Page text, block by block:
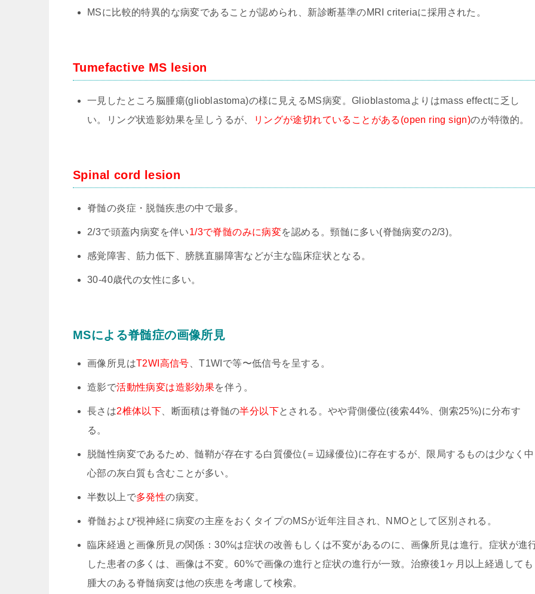
MSに比較的特異的な病変であることが認められ、新診断基準のMRI criteriaに採用された。
Tumefactive MS lesion
一見したところ脳腫瘍(glioblastoma)の様に見えるMS病変。Glioblastomaよりはmass effectに乏し
い。リング状造影効果を呈しうるが、
リングが途切れていることがある(open ring sign)のが特徴的。
Spinal cord lesion
脊髄の炎症・脱髄疾患の中で最多。
2/3で頭蓋内病変を伴い1/3で脊髄のみに病変を認める。頸髄に多い(脊髄病変の2/3)。
感覚障害、筋力低下、膀胱直腸障害などが主な臨床症状となる。
30-40歳代の女性に多い。
MSによる脊髄症の画像所見
画像所見はT2WI高信号 、T1WIで等〜低信号を呈する。
造影で活動性病変は造影効果を伴う。
長さは2椎体以下 、断面積は脊髄の半分以下とされる。やや背側優位(後索44%、側索25%)に分布す
る。
脱髄性病変であるため、髄鞘が存在する白質優位(＝辺縁優位)に存在するが、限局するものは少なく中
心部の灰白質も含むことが多い。
半数以上で多発性の病変。
脊髄および視神経に病変の主座をおくタイプのMSが近年注目され、NMOとして区別される。
臨床経過と画像所見の関係：30%は症状の改善もしくは不変があるのに、画像所見は進行。症状が進
した患者の多くは、画像は不変。60%で画像の進行と症状の進行が一致。治療後1ヶ月以上経過しても
腫大のある脊髄病変は他の疾患を考慮して検索。